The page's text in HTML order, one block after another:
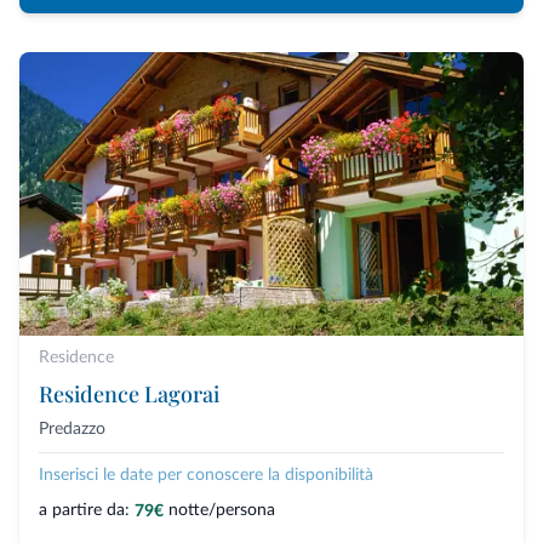
Residence
Residence Lagorai
Predazzo
Inserisci le date per conoscere la disponibilità
a partire da: 79€ notte/persona